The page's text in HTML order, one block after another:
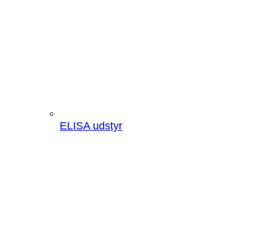
ELISA udstyr